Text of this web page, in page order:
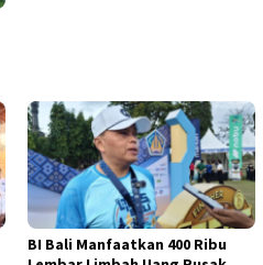
BI Bali Manfaatkan 400 Ribu